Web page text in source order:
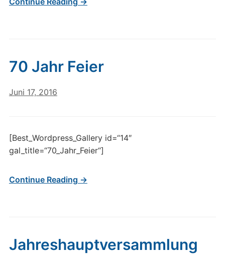
70 Jahr Feier
Juni 17, 2016
[Best_Wordpress_Gallery id=“14″
gal_title=“70_Jahr_Feier“]
Continue Reading →
Jahreshauptversammlung